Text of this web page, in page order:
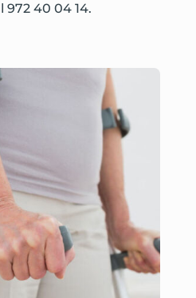
972 40 04 14.